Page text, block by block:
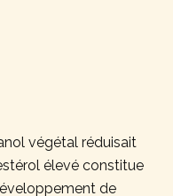
végétal réduisait
élevé constitue
de